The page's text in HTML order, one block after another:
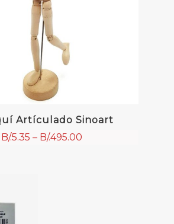
Artículado Sinoart
B/.5.35 – B/.495.00